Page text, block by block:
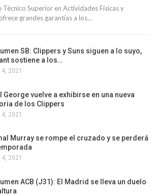
Superior en Actividades Físicas y
grandes garantías a los…
SB: Clippers y Suns siguen a lo suyo,
sostiene a los…
2021
George vuelve a exhibirse en una nueva
de los Clippers
2021
Murray se rompe el cruzado y se perderá
2021
ACB (J31): El Madrid se lleva un duelo